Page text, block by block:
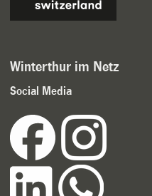
Winterthur im Netz
Social Media